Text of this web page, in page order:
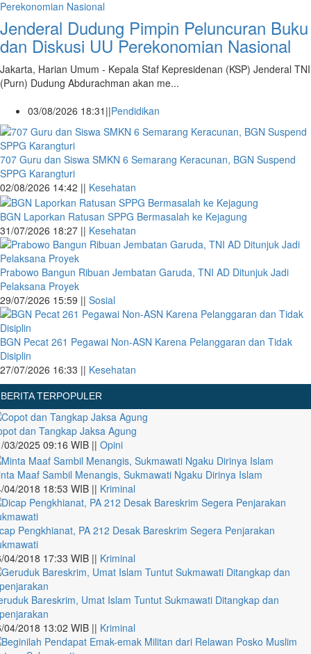
Jenderal Dudung Pimpin Peluncuran Buku
dan Diskusi UU Perekonomian Nasional
Jakarta, Harian Umum - Kepala Staf Kepresidenan (KSP) Jenderal TNI
(Purn) Dudung Abdurachman akan me...
03/08/2026 18:31||Pendidikan
707 Guru dan Siswa SMKN 6 Semarang Keracunan, BGN Suspend
SPPG Karangturi
02/08/2026 14:42 || Kesehatan
BGN Laporkan Ratusan SPPG Bermasalah ke Kejagung
31/07/2026 18:27 || Kesehatan
Prabowo Bangun Ribuan Jembatan Garuda, TNI AD Ditunjuk Jadi
Pelaksana Proyek
29/07/2026 15:59 || Sosial
BGN Pecat 261 Pegawai Non-ASN Karena Pelanggaran dan Tidak
Disiplin
27/07/2026 16:33 || Kesehatan
BERITA TERPOPULER
dan Tangkap Jaksa Agung
03/2025 09:16 WIB || Opini
Maaf Sambil Menangis, Sukmawati Ngaku Dirinya Islam
04/2018 18:53 WIB || Kriminal
Pengkhianat, PA 212 Desak Bareskrim Segera Penjarakan
04/2018 17:33 WIB || Kriminal
Bareskrim, Umat Islam Tuntut Sukmawati Ditangkap dan
04/2018 13:02 WIB || Kriminal